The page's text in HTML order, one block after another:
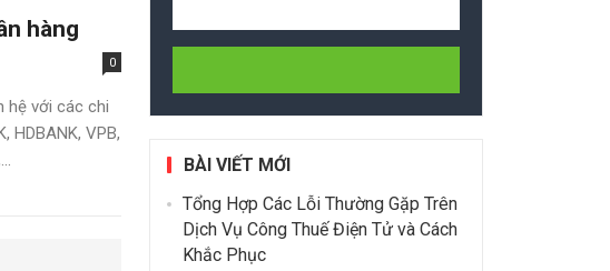
hàng
0
hệ với các chi
HDBANK, VPB,
BÀI VIẾT MỚI
Tổng Hợp Các Lỗi Thường Gặp Trên
Dịch Vụ Công Thuế Điện Tử và Cách
Khắc Phục